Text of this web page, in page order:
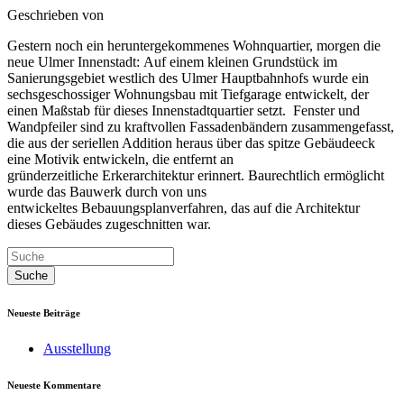
Geschrieben von
Gestern noch ein heruntergekommenes Wohnquartier, morgen die
neue Ulmer Innenstadt: Auf einem kleinen Grundstück im
Sanierungsgebiet westlich des Ulmer Hauptbahnhofs wurde ein
sechsgeschossiger Wohnungsbau mit Tiefgarage entwickelt, der
einen Maßstab für dieses Innenstadtquartier setzt. Fenster und
Wandpfeiler sind zu kraftvollen Fassadenbändern zusammengefasst,
die aus der seriellen Addition heraus über das spitze Gebäudeeck
eine Motivik entwickeln, die entfernt an
gründerzeitliche Erkerarchitektur erinnert. Baurechtlich ermöglicht
wurde das Bauwerk durch von uns
entwickeltes Bebauungsplanverfahren, das auf die Architektur
dieses Gebäudes zugeschnitten war.
Neueste Beiträge
Ausstellung
Neueste Kommentare